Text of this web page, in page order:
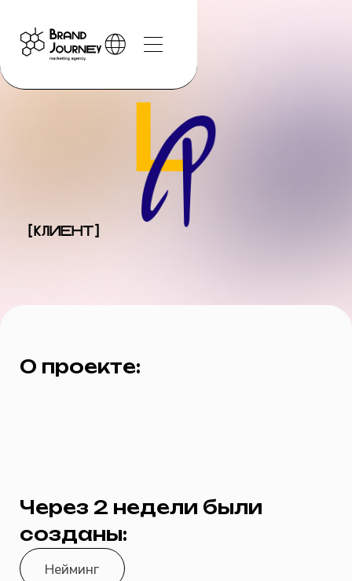
[клиент]
О проекте:
Через 2 недели были
созданы:
Нейминг